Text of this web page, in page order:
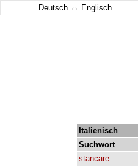
Deutsch ↔ Englisch
Italienisch
Suchwort
stancare